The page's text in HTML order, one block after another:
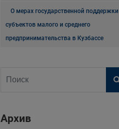
О мерах государственной поддержки
субъектов малого и среднего
предпринимательства в Кузбассе
Архив